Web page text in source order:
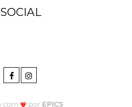
SOCIAL